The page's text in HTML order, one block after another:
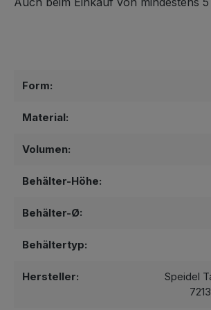
Form:
Material:
Volumen:
Behälter-Höhe:
Behälter-Ø:
Behältertyp:
Hersteller:
Speidel